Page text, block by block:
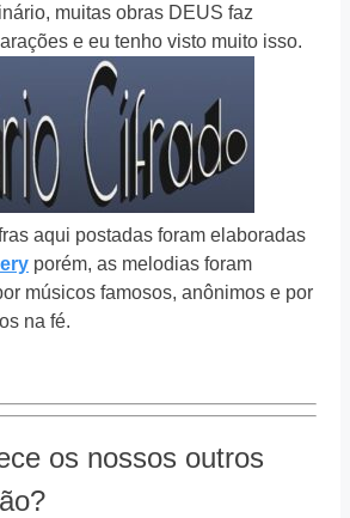
muitas obras DEUS faz
e eu tenho visto muito isso.
aqui postadas foram elaboradas
porém, as melodias foram
músicos famosos, anônimos e por
na fé.
os nossos outros